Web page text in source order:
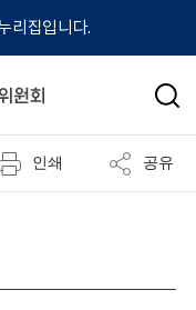
리집입니다.
검
인쇄 공유